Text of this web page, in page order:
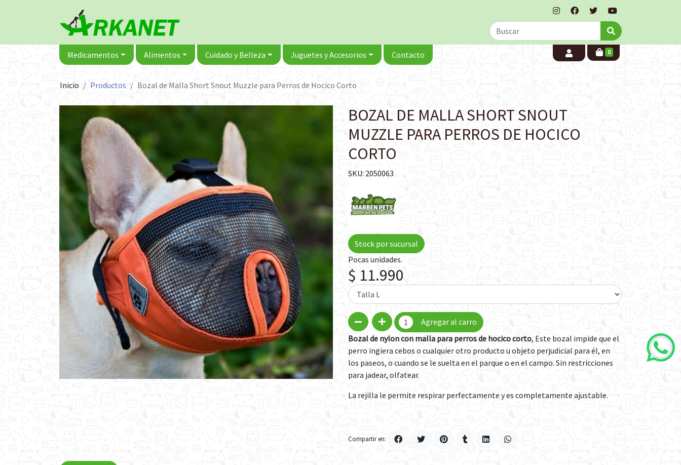
Medicamentos Alimentos Cuidado y Belleza Juguetes y Accesorios Contacto 0
Inicio Productos Bozal de Malla Short Snout Muzzle para Perros de Hocico Corto
BOZAL DE MALLA SHORT SNOUT
MUZZLE PARA PERROS DE HOCICO
CORTO
SKU: 2050063
Stock por sucursal
Pocas unidades.
$ 11.990
Agregar al carro
Bozal de nylon con malla para perros de hocico corto, Este bozal impide que el
perro ingiera cebos o cualquier otro producto u objeto perjudicial para él, en
los paseos, o cuando se le suelta en el parque o en el campo. Sin restricciones
para jadear, olfatear.
La rejilla le permite respirar perfectamente y es completamente ajustable.
Compartir en: